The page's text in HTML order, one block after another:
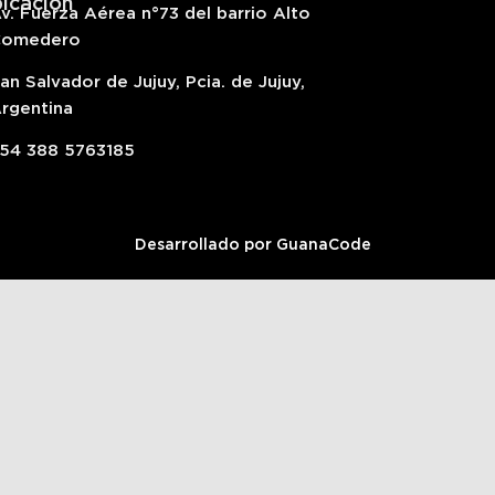
Fuerza Aérea n°73 del barrio Alto
Salvador de Jujuy, Pcia. de Jujuy,
388 5763185
Desarrollado por GuanaCode